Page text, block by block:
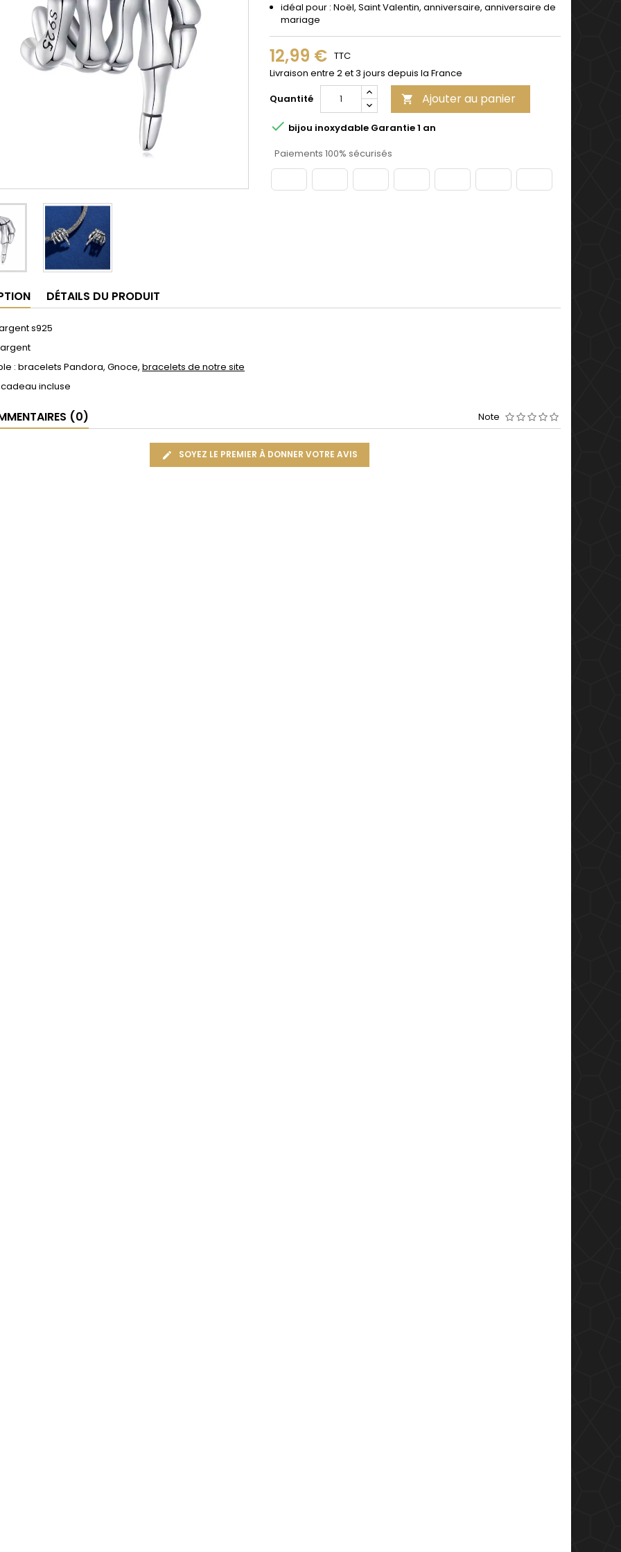
idéal pour : Noël, Saint Valentin, anniversaire, anniversaire de
mariage
12,99 € TTC
Livraison entre 2 et 3 jours depuis la France
Quantité
 Ajouter au panier
 bijou inoxydable Garantie 1 an
Paiements 100% sécurisés
DÉTAILS DU PRODUIT
s925
: bracelets Pandora, Gnoce, bracelets de notre site
incluse
(0) Note
SOYEZ LE PREMIER À DONNER VOTRE AVIS